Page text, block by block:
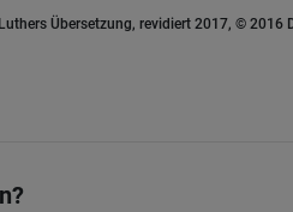
Übersetzung, revidiert 2017, © 2016